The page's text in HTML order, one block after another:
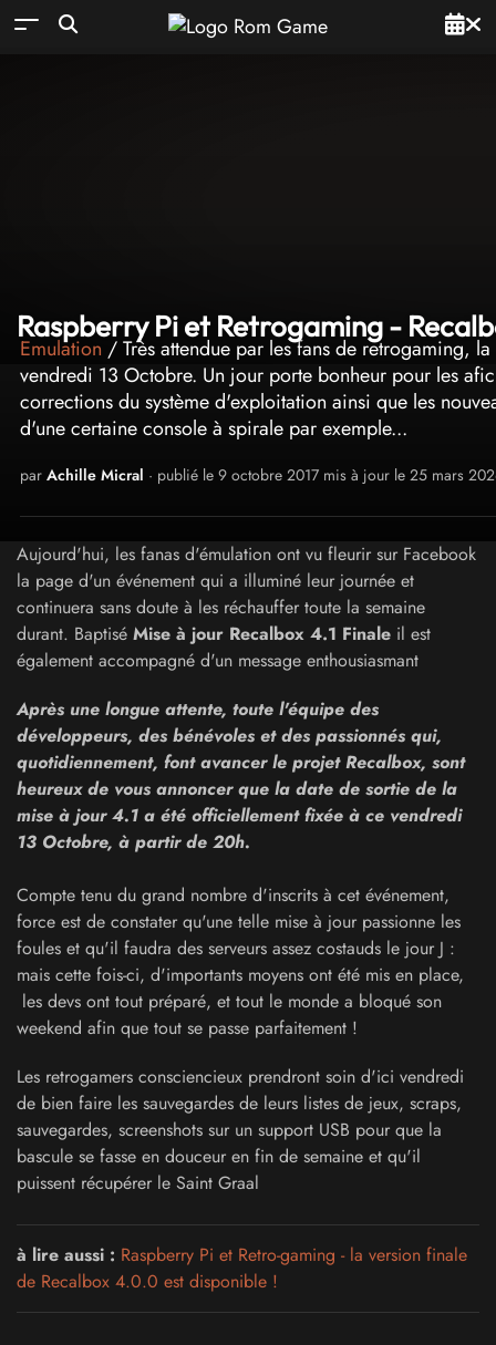
Raspberry Pi et Retrogaming -
Emulation / Très attendue par les fans de retrogaming,
vendredi 13 Octobre. Un jour porte bonheur pour les
corrections du système d'exploitation ainsi que les
d'une certaine console à spirale par exemple...
par Achille Micral · publié le 9 octobre 2017 mis à jour le 25 mars
Aujourd'hui, les fanas d'émulation ont vu fleurir sur Facebook
la page d'un événement qui a illuminé leur journée et
continuera sans doute à les réchauffer toute la semaine
durant. Baptisé Mise à jour Recalbox 4.1 Finale il est
également accompagné d'un message enthousiasmant
Après une longue attente, toute l'équipe des
développeurs, des bénévoles et des passionnés qui,
quotidiennement, font avancer le projet Recalbox, sont
heureux de vous annoncer que la date de sortie de la
mise à jour 4.1 a été officiellement fixée à ce vendredi
13 Octobre, à partir de 20h.
Compte tenu du grand nombre d'inscrits à cet événement,
force est de constater qu'une telle mise à jour passionne les
foules et qu'il faudra des serveurs assez costauds le jour J :
mais cette fois-ci, d'importants moyens ont été mis en place,
les devs ont tout préparé, et tout le monde a bloqué son
weekend afin que tout se passe parfaitement !
Les retrogamers consciencieux prendront soin d'ici vendredi
de bien faire les sauvegardes de leurs listes de jeux, scraps,
sauvegardes, screenshots sur un support USB pour que la
bascule se fasse en douceur en fin de semaine et qu'il
puissent récupérer le Saint Graal
à lire aussi : Raspberry Pi et Retro-gaming - la version finale
de Recalbox 4.0.0 est disponible !